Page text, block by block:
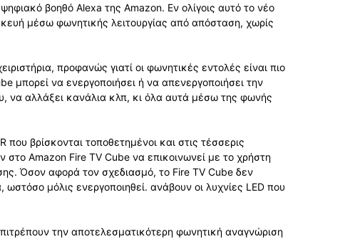
βοηθό Alexa της Amazon. Εν ολίγοις αυτό το νέο
μέσω φωνητικής λειτουργίας από απόσταση, χωρίς
προφανώς γιατί οι φωνητικές εντολές είναι πιο
μπορεί να ενεργοποιήσει ή να απενεργοποιήσει την
να αλλάξει κανάλια κλπ, κι όλα αυτά μέσω της φωνής
βρίσκονται τοποθετημένοι και στις τέσσερις
στο Amazon Fire TV Cube να επικοινωνεί με το χρήστη
Όσον αφορά τον σχεδιασμό, το Fire TV Cube δεν
μόλις ενεργοποιηθεί. ανάβουν οι λυχνίες LED που
την αποτελεσματικότερη φωνητική αναγνώριση